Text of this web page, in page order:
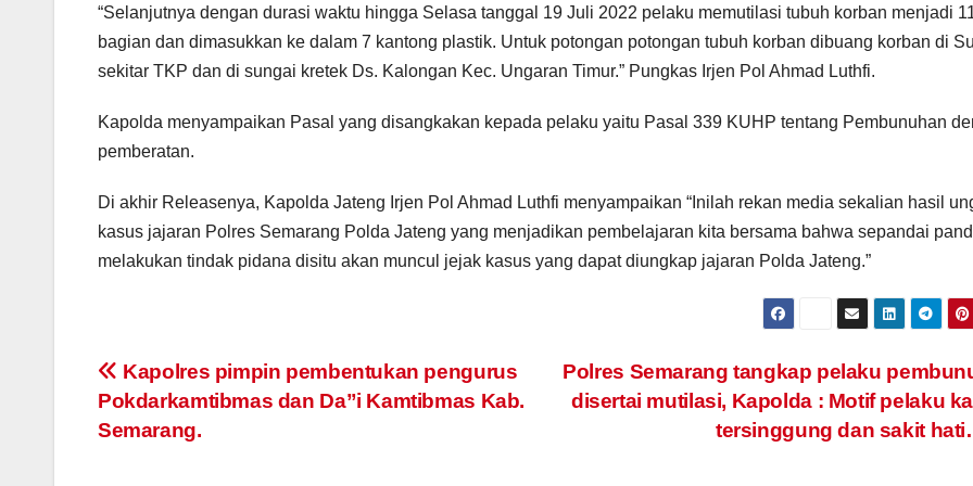
“Selanjutnya dengan durasi waktu hingga Selasa tanggal 19 Juli 2022 pelaku memutilasi tubuh korban menjadi
bagian dan dimasukkan ke dalam 7 kantong plastik. Untuk potongan potongan tubuh korban dibuang korban di
sekitar TKP dan di sungai kretek Ds. Kalongan Kec. Ungaran Timur.” Pungkas Irjen Pol Ahmad Luthfi.
Kapolda menyampaikan Pasal yang disangkakan kepada pelaku yaitu Pasal 339 KUHP tentang Pembunuhan
pemberatan.
Di akhir Releasenya, Kapolda Jateng Irjen Pol Ahmad Luthfi menyampaikan “Inilah rekan media sekalian hasil
kasus jajaran Polres Semarang Polda Jateng yang menjadikan pembelajaran kita bersama bahwa sepandai
melakukan tindak pidana disitu akan muncul jejak kasus yang dapat diungkap jajaran Polda Jateng.”
Post
navigation
Polres Semarang tangkap pelaku
disertai mutilasi, Kapolda : Motif pelaku
tersinggung dan sakit
Kapolres pimpin pembentukan pengurus
Pokdarkamtibmas dan Da”i Kamtibmas Kab.
Semarang.